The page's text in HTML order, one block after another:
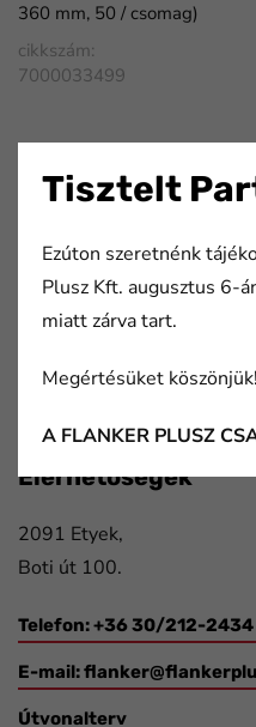
360 mm, 50 / csomag)
cikkszám:
7000033499
Flanker Plusz Kft.
Több mint 20 éve
gépjármű- és elektronikai
Elérhetőségek
2091 Etyek,
Boti út 100.
Telefon: +36 30/212-2434
E-mail:
Útvonalterv
Tisztelt
Ezúton szeretnénk
Plusz Kft. augusztus 6-
miatt zárva tart.
Megértésüket köszönjük!
A FLANKER PLUSZ